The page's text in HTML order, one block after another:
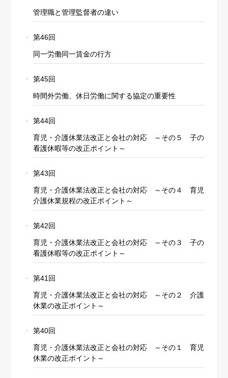
管理職と管理監督者の違い
第46回
同一労働同一賃金の行方
第45回
時間外労働、休日労働に関する協定の重要性
第44回
育児・介護休業法改正と会社の対応 ～その５ 子の
看護休暇等の改正ポイント～
第43回
育児・介護休業法改正と会社の対応 ～その４ 育児
介護休業規程の改正ポイント～
第42回
育児・介護休業法改正と会社の対応 ～その３ 子の
看護休暇等の改正ポイント～
第41回
育児・介護休業法改正と会社の対応 ～その２ 介護
休業の改正ポイント～
第40回
育児・介護休業法改正と会社の対応 ～その１ 育児
休業の改正ポイント～